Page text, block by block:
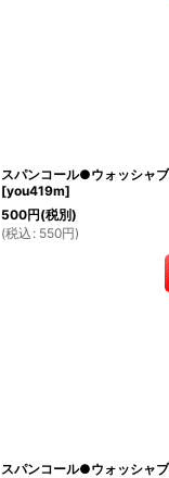
スパンコール●ウォッシ
[you419m]
500円(税別)
(税込 : 550円)
スパンコール●ウォッシ